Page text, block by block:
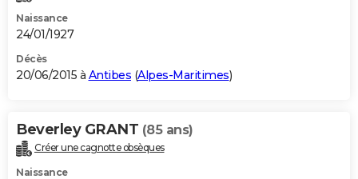
Naissance
24/01/1927
Décès
20/06/2015 à Antibes (Alpes-Maritimes)
Beverley GRANT (85 ans)
Créer une cagnotte obsèques
Naissance